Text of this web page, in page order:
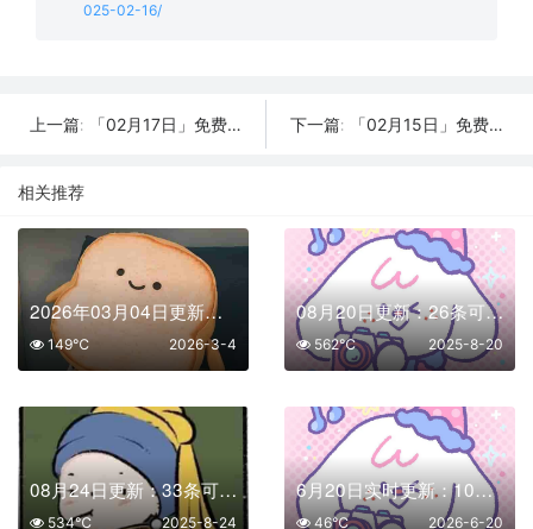
025-02-16/
上一篇: 「02月17日」免费节点数量18个，SSR/V2ray/Shadowrocket/Clash订阅链接 下一篇: 「02月15日」免费节点数量30个，SSR/V2ray/Shadowrocket/Clash订阅链接
相关推荐
2026年03月04日更新：37条SSR/V2Ray/Clash可用免费节点
2026-3-4
149℃
08月20日更新：26条可用免费节点 | 2025年SSR/V2ray/Clash订阅链接
2025-8-20
562℃
08月24日更新：33条可用免费节点 | 2025年SSR/V2ray/Clash订阅链接
2025-8-24
534℃
6月20日实时更新：10条可用SSR/V2Ray/Clash节点
2026-6-20
46℃